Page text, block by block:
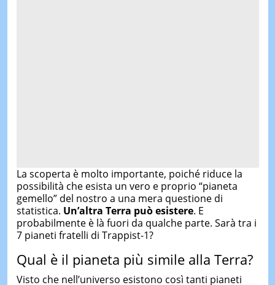
La scoperta è molto importante, poiché riduce la
possibilità che esista un vero e proprio “pianeta
gemello” del nostro a una mera questione di
statistica. Un’altra Terra può esistere. E
probabilmente è là fuori da qualche parte. Sarà tra i
7 pianeti fratelli di Trappist-1?
Qual è il pianeta più simile alla Terra?
Visto che nell’universo esistono così tanti pianeti